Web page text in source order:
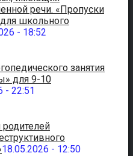
речи. «Пропуски
школьного
- 18:52
занятия
для 9-10
- 22:51
родителей
18.05.2026 - 12:50